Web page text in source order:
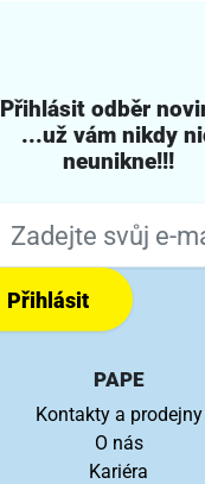
Přihlásit odběr
...už vám nikdy
neunikne!!!
Přihlásit
PAPE
Kontakty a prodejny
O nás
Kariéra